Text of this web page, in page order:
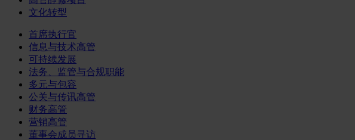
文化转型
首席执行官
信息与技术高管
可持续发展
法务、监管与合规职能
多元与包容
公关与传讯高管
财务高管
营销高管
董事会成员寻访